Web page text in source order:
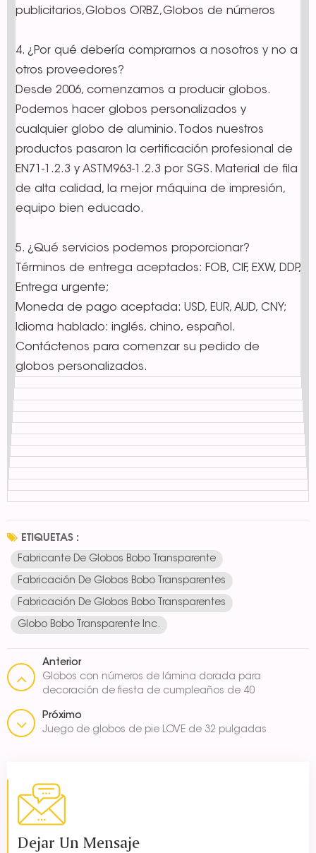
publicitarios,Globos ORBZ,Globos de números
4. ¿Por qué debería comprarnos a nosotros y no a
otros proveedores?
Desde 2006, comenzamos a producir globos.
Podemos hacer globos personalizados y
cualquier globo de aluminio. Todos nuestros
productos pasaron la certificación profesional de
EN71-1.2.3 y ASTM963-1.2.3 por SGS. Material de fila
de alta calidad, la mejor máquina de impresión,
equipo bien educado.
5. ¿Qué servicios podemos proporcionar?
Términos de entrega aceptados: FOB, CIF, EXW, DDP,
Entrega urgente;
Moneda de pago aceptada: USD, EUR, AUD, CNY;
Idioma hablado: inglés, chino, español.
Contáctenos para comenzar su pedido de
globos personalizados.
ETIQUETAS :
Fabricante De Globos Bobo Transparente
Fabricación De Globos Bobo Transparentes
Fabricación De Globos Bobo Transparentes
Globo Bobo Transparente Inc.
Anterior
Globos con números de lámina dorada para
decoración de fiesta de cumpleaños de 40
Próximo
Juego de globos de pie LOVE de 32 pulgadas
Dejar Un Mensaje